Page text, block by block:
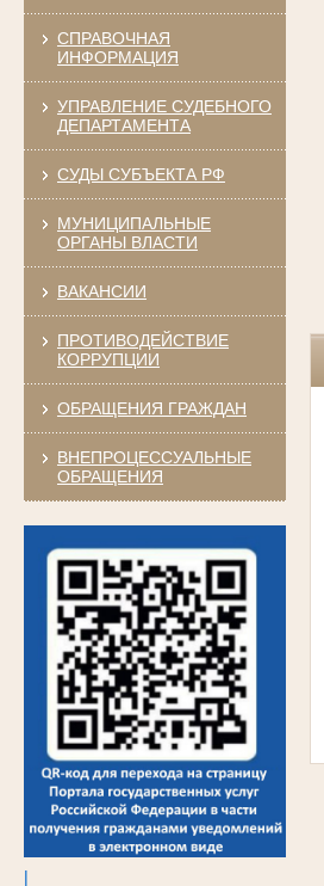
СПРАВОЧНАЯ
ИНФОРМАЦИЯ
УПРАВЛЕНИЕ СУДЕБНОГО
ДЕПАРТАМЕНТА
СУДЫ СУБЪЕКТА РФ
МУНИЦИПАЛЬНЫЕ
ОРГАНЫ ВЛАСТИ
ВАКАНСИИ
ПРОТИВОДЕЙСТВИЕ
КОРРУПЦИИ
ОБРАЩЕНИЯ ГРАЖДАН
ВНЕПРОЦЕССУАЛЬНЫЕ
ОБРАЩЕНИЯ
|